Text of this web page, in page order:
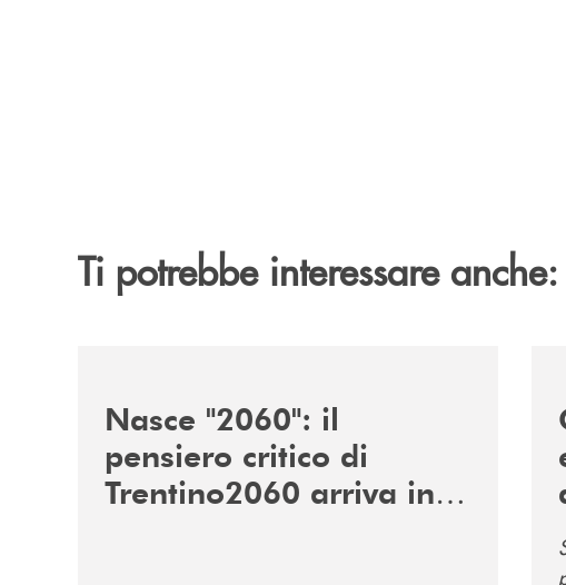
Ti potrebbe interessare anche:
Nasce "2060": il
pensiero critico di
Trentino2060 arriva in